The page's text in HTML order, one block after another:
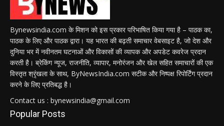
Bynewsindia.com के मिशन को इस प्रकार परिभाषित किया गया है – पाठक का,
पाठक के लिए और पाठक द्वारा। यह भारत की बढ़ती समाचार वेबसाइट है, जो देश और
दुनिया भर में नवीनतम घटनाओं और विकासों की व्यापक और अपडेट कवरेज प्रदान
करती है। ब्रेकिंग न्यूज, राजनीति, व्यापार, मनोरंजन और खेल सहित समाचारों की एक
विस्तृत श्रृंखला के साथ, ByNewsIndia.com सटीक और निष्पक्ष रिपोर्टिंग प्रदान
करने के लिए प्रतिबद्ध है।
Contact us : bynewsindia@gmail.com
Popular Posts